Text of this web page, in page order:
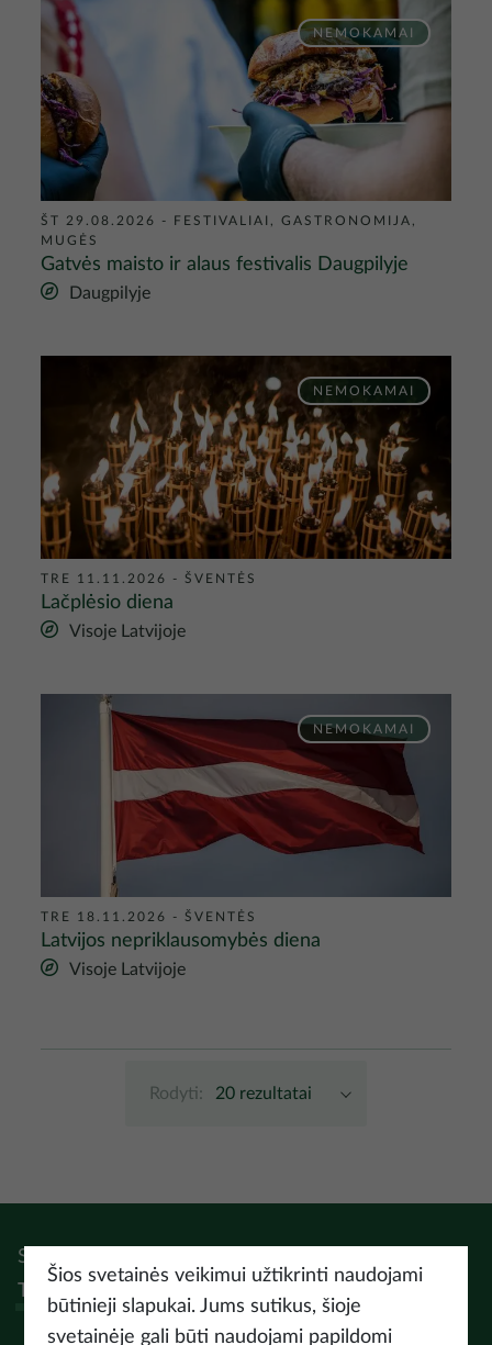
Nuotrauka
NEMOKAMAI
ŠT 29.08.2026 - FESTIVALIAI, GASTRONOMIJA,
MUGĖS
Gatvės maisto ir alaus festivalis Daugpilyje
Daugpilyje
NEMOKAMAI
TRE 11.11.2026 - ŠVENTĖS
Lačplėsio diena
Visoje Latvijoje
Nuotrauka
NEMOKAMAI
TRE 18.11.2026 - ŠVENTĖS
Latvijos nepriklausomybės diena
Visoje Latvijoje
20 rezultatai
Rodyti:
Sek:
Tiktok
Šios svetainės veikimui užtikrinti naudojami
būtinieji slapukai. Jums sutikus, šioje
svetainėje gali būti naudojami papildomi